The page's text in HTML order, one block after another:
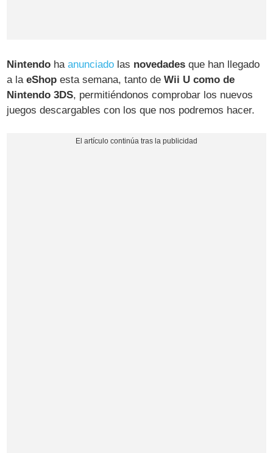
Nintendo haanunciado las novedades que han llegado
a laeShop esta semana, tanto de Wii U como de
Nintendo 3DS, permitiéndonos comprobar los nuevos
juegos descargables con los que nos podremos hacer.